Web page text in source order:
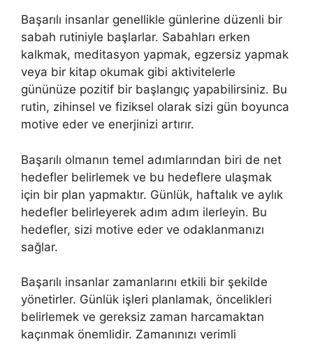
Başarılı insanlar genellikle günlerine düzenli bir
sabah rutiniyle başlarlar. Sabahları erken
kalkmak, meditasyon yapmak, egzersiz yapmak
veya bir kitap okumak gibi aktivitelerle
gününüze pozitif bir başlangıç yapabilirsiniz. Bu
rutin, zihinsel ve fiziksel olarak sizi gün boyunca
motive eder ve enerjinizi artırır.
Başarılı olmanın temel adımlarından biri de net
hedefler belirlemek ve bu hedeflere ulaşmak
için bir plan yapmaktır. Günlük, haftalık ve aylık
hedefler belirleyerek adım adım ilerleyin. Bu
hedefler, sizi motive eder ve odaklanmanızı
sağlar.
Başarılı insanlar zamanlarını etkili bir şekilde
yönetirler. Günlük işleri planlamak, öncelikleri
belirlemek ve gereksiz zaman harcamaktan
kaçınmak önemlidir. Zamanınızı verimli